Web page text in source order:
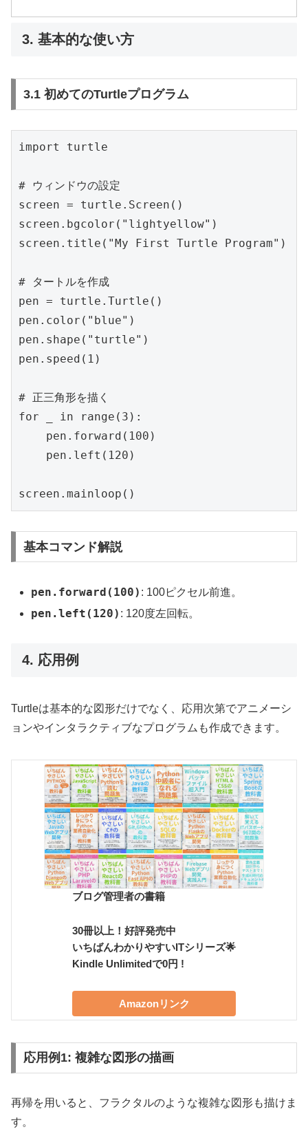
3. 基本的な使い方
3.1 初めてのTurtleプログラム
import turtle
# ウィンドウの設定
screen = turtle.Screen()
screen.bgcolor("lightyellow")
screen.title("My First Turtle Program")
# タートルを作成
pen = turtle.Turtle()
pen.color("blue")
pen.shape("turtle")
pen.speed(1)
# 正三角形を描く
for _ in range(3):
    pen.forward(100)
    pen.left(120)
screen.mainloop()
基本コマンド解説
pen.forward(100) : 100ピクセル前進。
pen.left(120) : 120度左回転。
4. 応用例
Turtleは基本的な図形だけでなく、応用次第でアニメーシ
ョンやインタラクティブなプログラムも作成できます。
ブログ管理者の書籍
30冊以上！好評発売中
いちばんわかりやすいITシリーズ🌟
Kindle Unlimitedで0円 !
Amazonリンク
応用例1: 複雑な図形の描画
再帰を用いると、フラクタルのような複雑な図形も描けま
す。